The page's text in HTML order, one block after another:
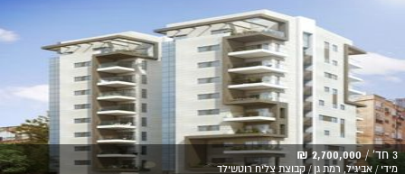
3 חד' / 2,700,000 ₪
מידי / אביגיל, רמת גן / קבוצת צליח רוטשילד